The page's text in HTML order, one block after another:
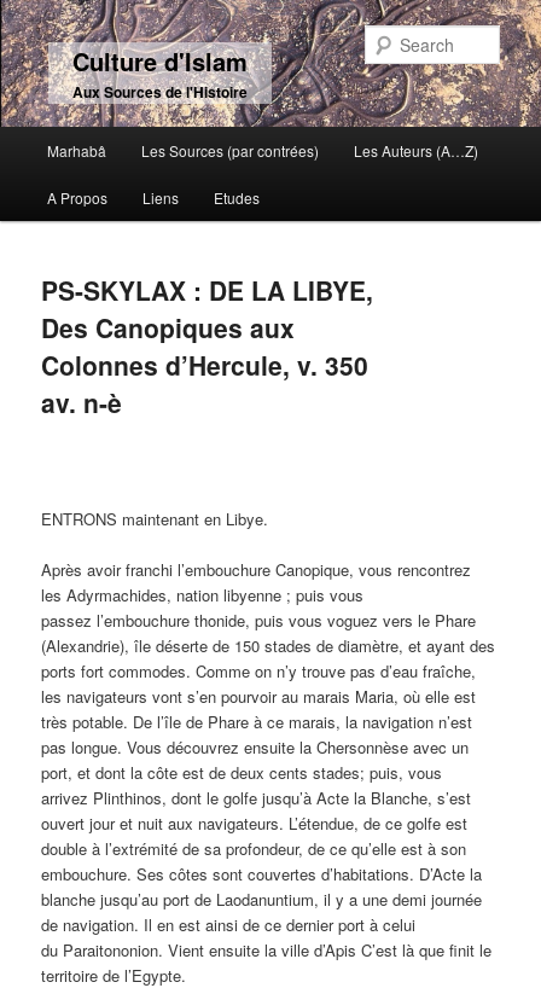
Culture d'Islam
Aux Sources de l'Histoire
Skip to primary content
Skip to secondary content
Marhabâ Les Sources (par contrées) Les Auteurs (A…Z)
A Propos Liens Etudes
PS-SKYLAX : DE LA LIBYE,
Des Canopiques aux
Colonnes d’Hercule, v. 350
av. n-è
ENTRONS maintenant en Libye.
Après avoir franchi l’embouchure Canopique, vous rencontrez
les Adyrmachides, nation libyenne ; puis vous
passez l’embouchure thonide, puis vous voguez vers le Phare
(Alexandrie), île déserte de 150 stades de diamètre, et ayant des
ports fort commodes. Comme on n’y trouve pas d’eau fraîche,
les navigateurs vont s’en pourvoir au marais Maria, où elle est
très potable. De l’île de Phare à ce marais, la navigation n’est
pas longue. Vous découvrez ensuite la Chersonnèse avec un
port, et dont la côte est de deux cents stades; puis, vous
arrivez Plinthinos, dont le golfe jusqu’à Acte la Blanche, s’est
ouvert jour et nuit aux navigateurs. L’étendue, de ce golfe est
double à l’extrémité de sa profondeur, de ce qu’elle est à son
embouchure. Ses côtes sont couvertes d’habitations. D’Acte la
blanche jusqu’au port de Laodanuntium, il y a une demi journée
de navigation. Il en est ainsi de ce dernier port à celui
du Paraitononion. Vient ensuite la ville d’Apis C’est là que finit le
territoire de l’Egypte.